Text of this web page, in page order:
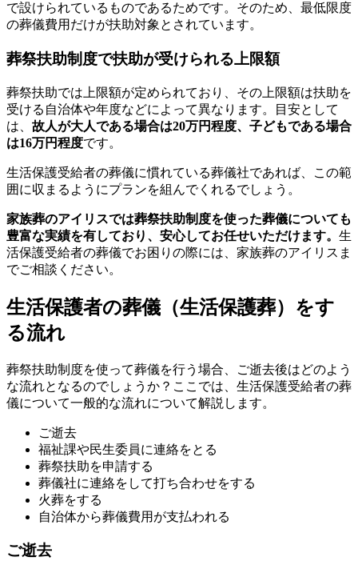
で設けられているものであるためです。そのため、最低限度
の葬儀費用だけが扶助対象とされています。
葬祭扶助制度で扶助が受けられる上限額
葬祭扶助では上限額が定められており、その上限額は扶助を
受ける自治体や年度などによって異なります。目安として
は、 故人が大人である場合は20万円程度、子どもである場合
は16万円程度です。
生活保護受給者の葬儀に慣れている葬儀社であれば、この範
囲に収まるようにプランを組んでくれるでしょう。
家族葬のアイリスでは葬祭扶助制度を使った葬儀についても
豊富な実績を有しており、安心してお任せいただけます。 生
活保護受給者の葬儀でお困りの際には、家族葬のアイリスま
でご相談ください。
生活保護者の葬儀（生活保護葬）をす
る流れ
葬祭扶助制度を使って葬儀を行う場合、ご逝去後はどのよう
な流れとなるのでしょうか？ここでは、生活保護受給者の葬
儀について一般的な流れについて解説します。
ご逝去
福祉課や民生委員に連絡をとる
葬祭扶助を申請する
葬儀社に連絡をして打ち合わせをする
火葬をする
自治体から葬儀費用が支払われる
ご逝去